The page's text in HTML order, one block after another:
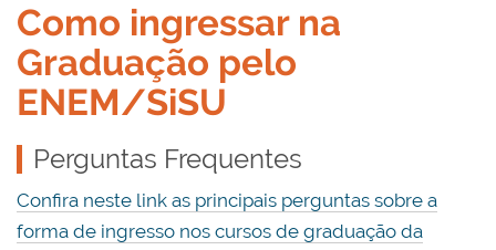
Como ingressar na
Graduação pelo
ENEM/SiSU
Perguntas Frequentes
Confira neste link as principais perguntas sobre a
forma de ingresso nos cursos de graduação da